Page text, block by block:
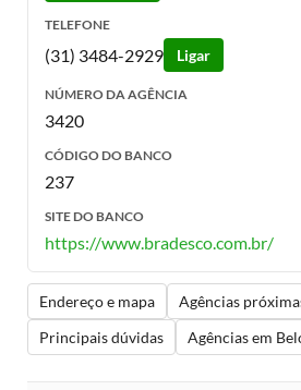
TELEFONE
(31) 3484-2929 Ligar
NÚMERO DA AGÊNCIA
3420
CÓDIGO DO BANCO
237
SITE DO BANCO
https://www.bradesco.com.br/
Endereço e mapa
Agências
Principais dúvidas
Agências em